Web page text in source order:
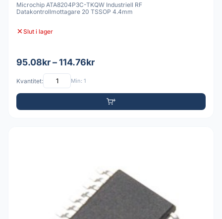
Microchip ATA8204P3C-TKQW Industriell RF
Datakontrollmottagare 20 TSSOP 4.4mm
Slut i lager
95.08kr – 114.76kr
Kvantitet: Min: 1